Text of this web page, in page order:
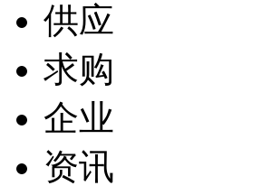
供应
求购
企业
资讯